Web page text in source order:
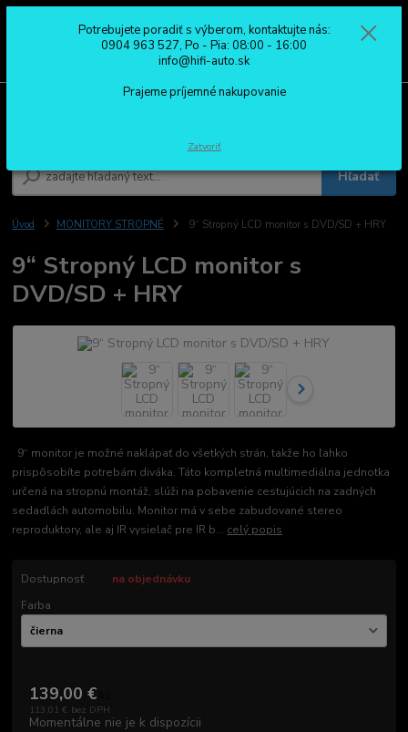
Hľadať
0904 963 527
Po - Pia: 08:00 - 16:00
Úvod MONITORY STROPNÉ 9“ Stropný LCD monitor s DVD/SD + HRY
9“ Stropný LCD monitor s
DVD/SD + HRY
9“ monitor je možné naklápať do všetkých strán, takže ho ľahko
prispôsobíte potrebám diváka. Táto kompletná multimediálna jednotka
určená na stropnú montáž, slúži na pobavenie cestujúcich na zadných
sedadlách automobilu. Monitor má v sebe zabudované stereo
reproduktory, ale aj IR vysielač pre IR b... celý popis
Dostupnosť
na objednávku
Farba
139,00 €
113,01 € bez DPH
Momentálne nie je k dispozícii
Potrebujete poradiť s výberom, kontaktujte nás:
0904 963 527, Po - Pia: 08:00 - 16:00
info@hifi-auto.sk
Prajeme príjemné nakupovanie
Zatvoriť